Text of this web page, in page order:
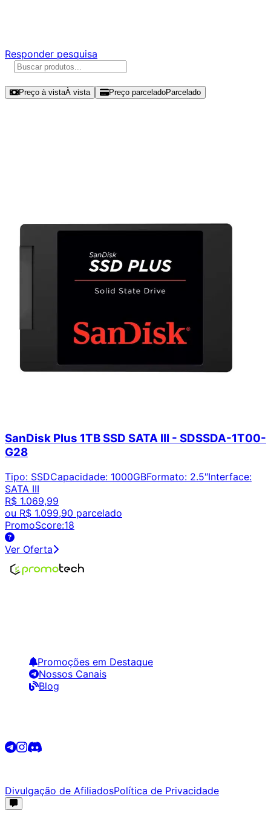
Responder pesquisa
Preço à vistaÀ vista Preço parceladoParcelado
SanDisk Plus 1TB SSD SATA III - SDSSDA-1T00-
G28
Tipo: SSDCapacidade: 1000GBFormato: 2.5″Interface:
SATA III
R$ 1.069,99
ou R$ 1.099,90 parcelado
PromoScore:18
Ver Oferta
Promoções em Destaque
Nossos Canais
Blog
Divulgação de AfiliadosPolítica de Privacidade